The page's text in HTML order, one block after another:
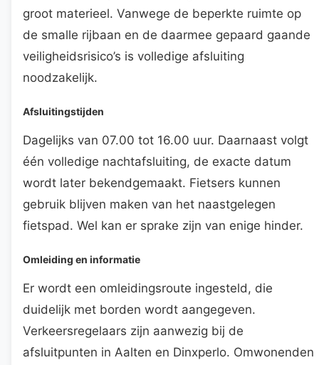
groot materieel. Vanwege de beperkte ruimte op
de smalle rijbaan en de daarmee gepaard gaande
veiligheidsrisico’s is volledige afsluiting
noodzakelijk.
Afsluitingstijden
Dagelijks van 07.00 tot 16.00 uur. Daarnaast volgt
één volledige nachtafsluiting, de exacte datum
wordt later bekendgemaakt. Fietsers kunnen
gebruik blijven maken van het naastgelegen
fietspad. Wel kan er sprake zijn van enige hinder.
Omleiding en informatie
Er wordt een omleidingsroute ingesteld, die
duidelijk met borden wordt aangegeven.
Verkeersregelaars zijn aanwezig bij de
afsluitpunten in Aalten en Dinxperlo. Omwonenden